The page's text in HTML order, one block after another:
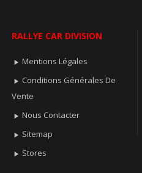
RALLYE CAR DIVISION
 Mentions Légales
 Conditions Générales De
Vente
 Nous Contacter
 Sitemap
 Stores